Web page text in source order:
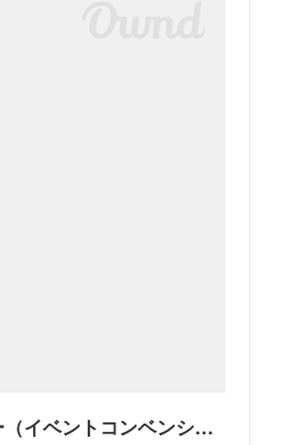
株式会社ケーズクルー（イベントコンベンションの運営・制作・警備・人材派遣・事務局代行・アルバイト求人・イベントバイト）